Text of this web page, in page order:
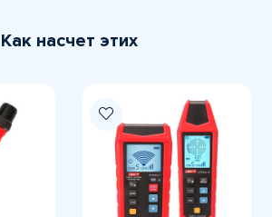
Как насчет этих